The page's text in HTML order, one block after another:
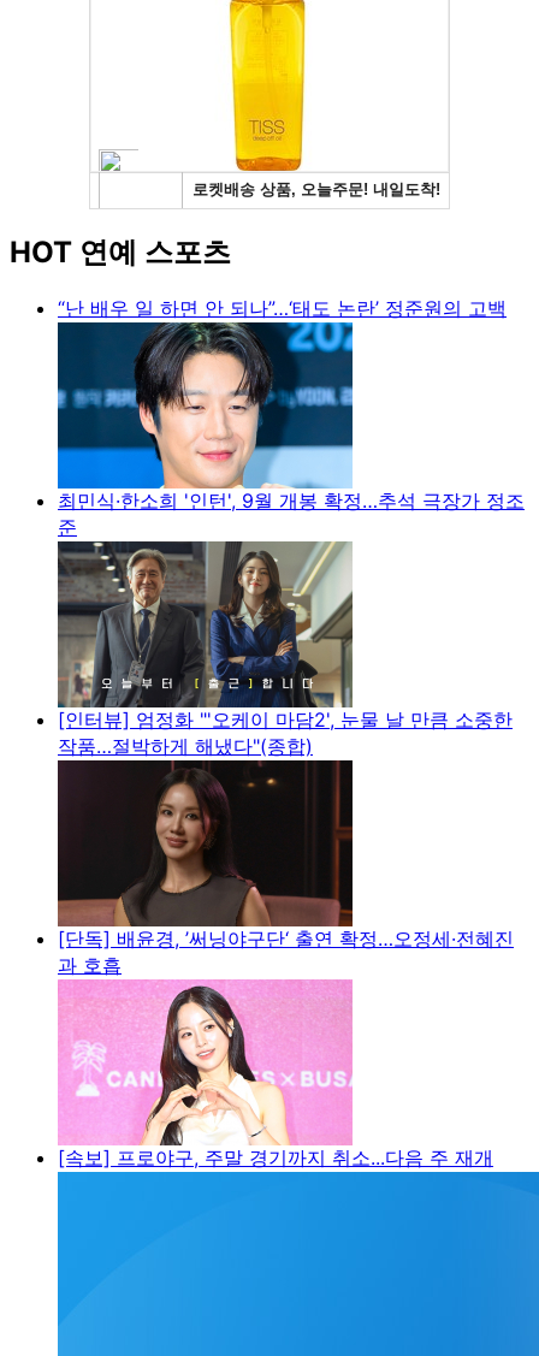
HOT 연예 스포츠
“난 배우 일 하면 안 되나”…‘태도 논란’ 정준원의 고백
최민식·한소희 '인턴', 9월 개봉 확정…추석 극장가 정조
준
[인터뷰] 엄정화 "'오케이 마담2', 눈물 날 만큼 소중한
작품…절박하게 해냈다"(종합)
[단독] 배윤경, ’써닝야구단‘ 출연 확정…오정세·전혜진
과 호흡
[속보] 프로야구, 주말 경기까지 취소...다음 주 재개